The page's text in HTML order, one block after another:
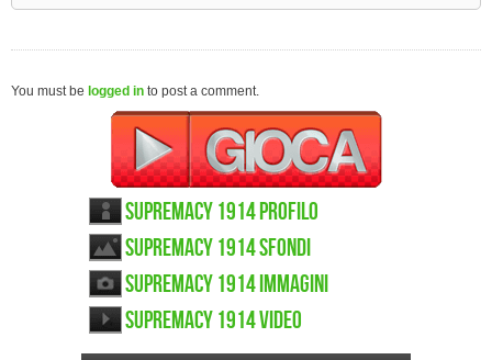
You must be logged in to post a comment.
Supremacy 1914 Profilo
Supremacy 1914 sfondi
Supremacy 1914 immagini
Supremacy 1914 video